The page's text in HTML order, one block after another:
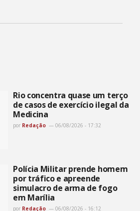
Rio concentra quase um terço
de casos de exercício ilegal da
Medicina
por Redação 06/08/2026 - 17:32
Polícia Militar prende homem
por tráfico e apreende
simulacro de arma de fogo
em Marília
por Redação 06/08/2026 - 16:12